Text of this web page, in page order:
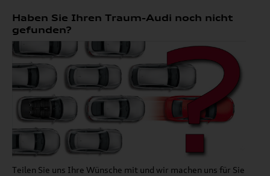
Haben Sie Ihren Traum-Audi noch nicht
gefunden?
Teilen Sie uns Ihre Wünsche mit und wir machen uns für Sie